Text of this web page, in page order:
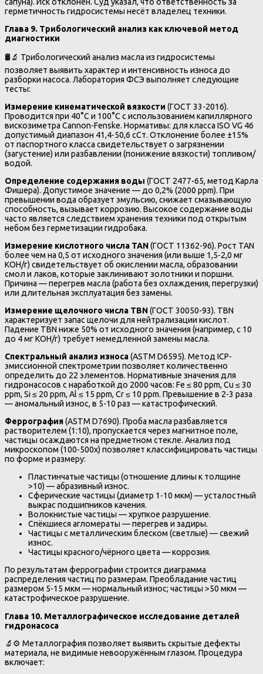
герметичность гидросистемы несёт владелец техники.
Глава 9. Трибологический анализ как ключевой метод
диагностики
🛢️🔬 Трибологический анализ масла из гидросистемы
позволяет выявить характер и интенсивность износа до
разборки насоса. Лаборатория ФСЭ выполняет следующие
тесты:
Измерение кинематической вязкости (ГОСТ 33-2016).
Проводится при 40°C и 100°C с использованием капиллярного
вискозиметра Cannon-Fenske. Нормативы: для класса ISO VG 46
допустимый диапазон 41,4-50,6 сСт. Отклонение более ±15%
от паспортного класса свидетельствует о загрязнении
(загустение) или разбавлении (понижение вязкости) топливом/
водой.
Определение содержания воды (ГОСТ 2477-65, метод Карла
Фишера). Допустимое значение — до 0,2% (2000 ppm). При
превышении вода образует эмульсию, снижает смазывающую
способность, вызывает коррозию. Высокое содержание воды
часто является следствием хранения техники под открытым
небом без герметизации гидробака.
Измерение кислотного числа TAN(ГОСТ 11362-96). Рост TAN
более чем на 0,5 от исходного значения (или выше 1,5-2,0 мг
КОН/г) свидетельствует об окислении масла, образовании
смол и лаков, которые заклинивают золотники и поршни.
Причина — перегрев масла (работа без охлаждения, перегрузки)
или длительная эксплуатация без замены.
Измерение щелочного числа TBN(ГОСТ 30050-93). TBN
характеризует запас щелочи для нейтрализации кислот.
Падение TBN ниже 50% от исходного значения (например, с 10
до 4 мг КОН/г) требует немедленной замены масла.
Спектральный анализ износа(ASTM D6595). Метод ICP-
эмиссионной спектрометрии позволяет количественно
определить до 22 элементов. Нормативные значения для
гидронасосов с наработкой до 2000 часов: Fe ≤ 80 ppm, Cu ≤ 30
ppm, Si ≤ 20 ppm, Al ≤ 15 ppm, Cr ≤ 10 ppm. Превышение в 2-3 раза
— аномальный износ, в 5-10 раз — катастрофический.
Феррография(ASTM D7690). Проба масла разбавляется
растворителем (1:10), пропускается через магнитное поле,
частицы осаждаются на предметном стекле. Анализ под
микроскопом (100-500x) позволяет классифицировать частицы
по форме и размеру:
Пластинчатые частицы (отношение длины к толщине
>10) — абразивный износ.
Сферические частицы (диаметр 1-10 мкм) — усталостный
выкрас подшипников качения.
Волокнистые частицы — хрупкое разрушение.
Спёкшиеся агломераты — перегрев и задиры.
Частицы с металлическим блеском (светлые) — свежий
износ.
Частицы красного/чёрного цвета — коррозия.
По результатам феррографии строится диаграмма
распределения частиц по размерам. Преобладание частиц
размером 5-15 мкм — нормальный износ; частицы >50 мкм —
катастрофическое разрушение.
Глава 10. Металлографическое исследование деталей
гидронасоса
🔬⚙️ Металлография позволяет выявить скрытые дефекты
материала, не видимые невооружённым глазом. Процедура
включает: